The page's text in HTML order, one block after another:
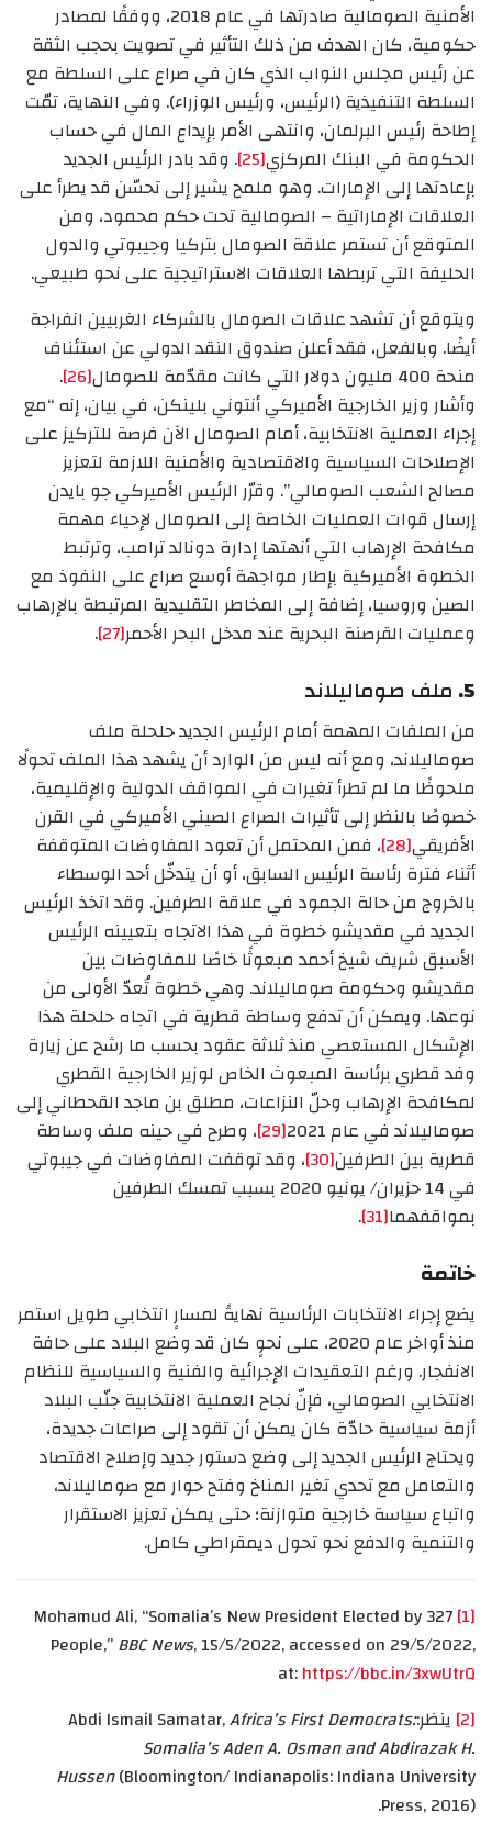
الأمنية الصومالية صادرتها في عام 2018، ووفقًا لمصادر
حكومية، كان الهدف من ذلك التأثير في تصويت بحجب الثقة
عن رئيس مجلس النواب الذي كان في صراع على السلطة مع
السلطة التنفيذية (الرئيس، ورئيس الوزراء). وفي النهاية، تمّت
إطاحة رئيس البرلمان، وانتهى الأمر بإيداع المال في حساب
الحكومة في البنك المركزي[25]
. وقد بادر الرئيس الجديد
بإعادتها إلى الإمارات. وهو ملمح يشير إلى تحسّن قد يطرأ على
العلاقات الإماراتية – الصومالية تحت حكم محمود، ومن
المتوقع أن تستمر علاقة الصومال بتركيا وجيبوتي والدول
الحليفة التي تربطها العلاقات الاستراتيجية على نحو طبيعي.
ويتوقع أن تشهد علاقات الصومال بالشركاء الغربيين انفراجة
أيضًا. وبالفعل، فقد أعلن صندوق النقد الدولي عن استئناف
منحة 400 مليون دولار التي كانت مقدّمة للصومال
[26]
.
وأشار وزير الخارجية الأميركي أنتوني بلينكن، في بيان، إنه “مع
إجراء العملية الانتخابية، أمام الصومال الآن فرصة للتركيز على
الإصلاحات السياسية والاقتصادية والأمنية اللازمة لتعزيز
مصالح الشعب الصومالي”. وقرّر الرئيس الأميركي جو بايدن
إرسال قوات العمليات الخاصة إلى الصومال لإحياء مهمة
مكافحة الإرهاب التي أنهتها إدارة دونالد ترامب، وترتبط
الخطوة الأميركية بإطار مواجهة أوسع صراع على النفوذ مع
الصين وروسيا، إضافة إلى المخاطر التقليدية المرتبطة بالإرهاب
وعمليات القرصنة البحرية عند مدخل البحر الأحمر[27]
.
5. ملف صوماليلاند
من الملفات المهمة أمام الرئيس الجديد حلحلة ملف
صوماليلاند، ومع أنه ليس من الوارد أن يشهد هذا الملف تحولًا
ملحوظًا ما لم تطرأ تغيرات في المواقف الدولية والإقليمية،
خصوصًا بالنظر إلى تأثيرات الصراع الصيني الأميركي في القرن
الأفريقي[28]
، فمن المحتمل أن تعود المفاوضات المتوقفة
أثناء فترة رئاسة الرئيس السابق، أو أن يتدخّل أحد الوسطاء
بالخروج من حالة الجمود في علاقة الطرفين. وقد اتخذ الرئيس
الجديد في مقديشو خطوة في هذا الاتجاه بتعيينه الرئيس
الأسبق شريف شيخ أحمد مبعوثًا خاصًا للمفاوضات بين
مقديشو وحكومة صوماليلاند. وهي خطوة تُعدّ الأولى من
نوعها. ويمكن أن تدفع وساطة قطرية في اتجاه حلحلة هذا
الإشكال المستعصي منذ ثلاثة عقود بحسب ما رشح عن زيارة
وفد قطري برئاسة المبعوث الخاص لوزير الخارجية القطري
لمكافحة الإرهاب وحلّ النزاعات، مطلق بن ماجد القحطاني إلى
صوماليلاند في عام 2021
[29]
، وطرح في حينه ملف وساطة
قطرية بين الطرفين[30]
، وقد توقفت المفاوضات في جيبوتي
في 14 حزيران/ يونيو 2020 بسبب تمسك الطرفين
بمواقفهما[31]
.
خاتمة
يضع إجراء الانتخابات الرئاسية نهايةً لمسارٍ انتخابي طويل استمر
منذ أواخر عام 2020، على نحوٍ كان قد وضع البلاد على حافة
الانفجار. ورغم التعقيدات الإجرائية والفنية والسياسية للنظام
الانتخابي الصومالي، فإنّ نجاح العملية الانتخابية جنّب البلاد
أزمة سياسية حادّة كان يمكن أن تقود إلى صراعات جديدة،
ويحتاج الرئيس الجديد إلى وضع دستور جديد وإصلاح الاقتصاد
والتعامل مع تحدي تغير المناخ وفتح حوار مع صوماليلاند،
واتباع سياسة خارجية متوازنة؛ حتى يمكن تعزيز الاستقرار
والتنمية والدفع نحو تحول ديمقراطي كامل.
[1]
Mohamud Ali, “Somalia’s New President Elected by 327
People,”BBC News, 15/5/2022, accessed on 29/5/2022,
at:https://bbc.in/3xwUtrQ
[2] ينظر:Abdi Ismail Samatar,Africa’s First Democrats:
Somalia’s Aden A. Osman and Abdirazak H.
Hussen(Bloomington/ Indianapolis: Indiana University
Press, 2016).